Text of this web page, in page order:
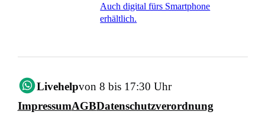
Auch digital fürs Smartphone
erhältlich.
Livehelpvon 8 bis 17:30 Uhr
ImpressumAGBDatenschutzverordnung